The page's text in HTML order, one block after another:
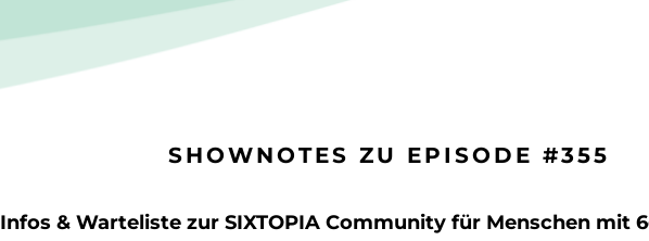
SHOWNOTES ZU EPISODE #355
Infos & Warteliste zur SIXTOPIA Community für Menschen mit